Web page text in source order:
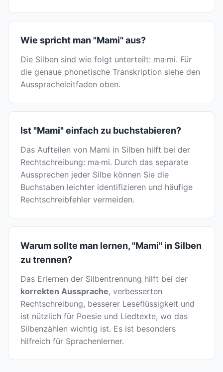
Wie spricht man "Mami" aus?
Die Silben sind wie folgt unterteilt: ma·mi. Für
die genaue phonetische Transkription siehe den
Ausspracheleitfaden oben.
Ist "Mami" einfach zu buchstabieren?
Das Aufteilen von Mami in Silben hilft bei der
Rechtschreibung: ma·mi. Durch das separate
Aussprechen jeder Silbe können Sie die
Buchstaben leichter identifizieren und häufige
Rechtschreibfehler vermeiden.
Warum sollte man lernen, "Mami" in Silben
zu trennen?
Das Erlernen der Silbentrennung hilft bei der
korrekten Aussprache, verbesserten
Rechtschreibung, besserer Leseflüssigkeit und
ist nützlich für Poesie und Liedtexte, wo das
Silbenzählen wichtig ist. Es ist besonders
hilfreich für Sprachenlerner.